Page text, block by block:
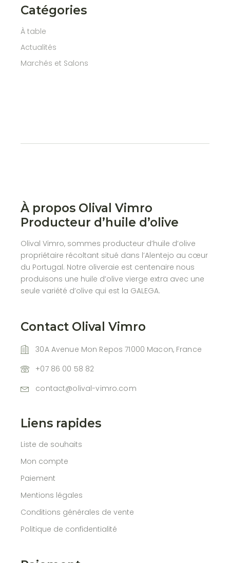
Catégories
À table
Actualités
Marchés et Salons
À propos Olival Vimro
Producteur d’huile d’olive
Olival Vimro, sommes producteur d’huile d’olive
propriétaire récoltant situé dans l’Alentejo au cœur
du Portugal. Notre oliveraie est centenaire nous
produisons une huile d’olive vierge extra avec une
seule variété d’olive qui est la GALEGA.
Contact Olival Vimro
30A Avenue Mon Repos 71000 Macon, France
+07 86 00 58 82
contact@olival-vimro.com
Liens rapides
Liste de souhaits
Mon compte
Paiement
Mentions légales
Conditions générales de vente
Politique de confidentialité